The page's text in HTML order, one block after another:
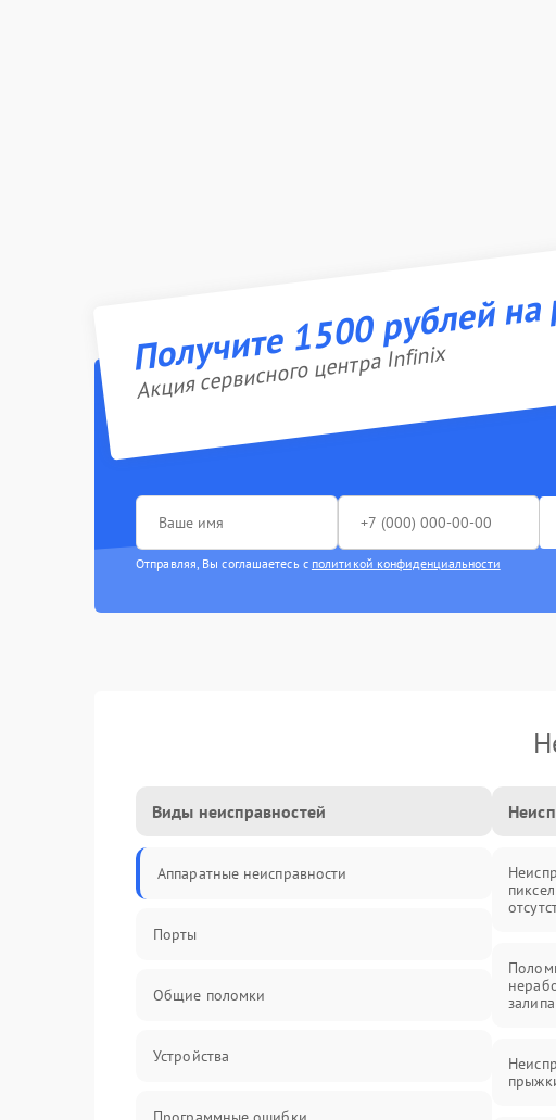
Получите 1500 рублей
Акция сервисного центра Infinix
Отправляя, Вы соглашаетесь с политикой конфиденциальности
Виды неисправностей
Аппаратные неисправности
Порты
Общие поломки
Устройства